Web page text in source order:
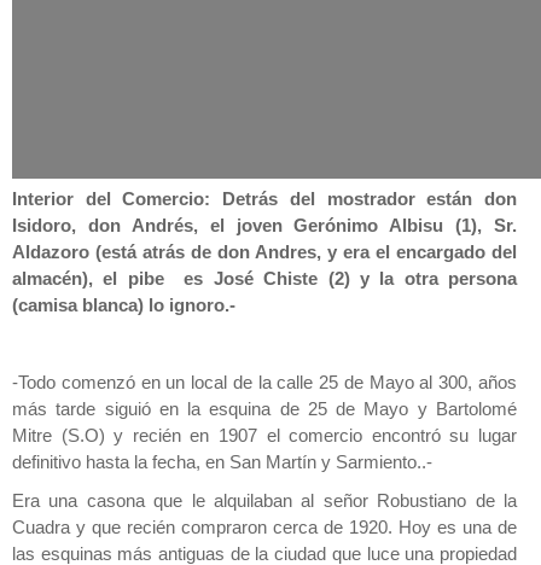
Interior del Comercio: Detrás del mostrador están don
Isidoro, don Andrés, el joven Gerónimo Albisu (1), Sr.
Aldazoro (está atrás de don Andres, y era el encargado del
almacén), el pibe es José Chiste (2) y la otra persona
(camisa blanca) lo ignoro.-
-Todo comenzó en un local de la calle 25 de Mayo al 300, años
más tarde siguió en la esquina de 25 de Mayo y Bartolomé
Mitre (S.O) y recién en 1907 el comercio encontró su lugar
definitivo hasta la fecha, en San Martín y Sarmiento..-
Era una casona que le alquilaban al señor Robustiano de la
Cuadra y que recién compraron cerca de 1920. Hoy es una de
las esquinas más antiguas de la ciudad que luce una propiedad